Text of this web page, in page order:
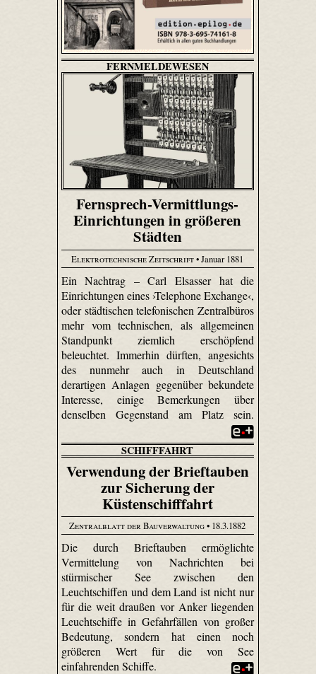
FERNMELDEWESEN
Fernsprech-Vermittlungs-
Einrichtungen in größeren
Städten
Elektrotechnische Zeitschrift• Januar 1881
Ein Nachtrag – Carl Elsasser hat die
Einrichtungen eines ›Telephone Exchange‹,
oder städtischen telefonischen Zentralbüros
mehr vom technischen, als allgemeinen
Standpunkt ziemlich erschöpfend
beleuchtet. Immerhin dürften, angesichts
des nunmehr auch in Deutschland
derartigen Anlagen gegenüber bekundete
Interesse, einige Bemerkungen über
denselben Gegenstand am Platz sein.
SCHIFFFAHRT
Verwendung der Brieftauben
zur Sicherung der
Küstenschifffahrt
Zentralblatt der Bauverwaltung• 18.3.1882
Die durch Brieftauben ermöglichte
Vermittelung von Nachrichten bei
stürmischer See zwischen den
Leuchtschiffen und dem Land ist nicht nur
für die weit draußen vor Anker liegenden
Leuchtschiffe in Gefahrfällen von großer
Bedeutung, sondern hat einen noch
größeren Wert für die von See
einfahrenden Schiffe.